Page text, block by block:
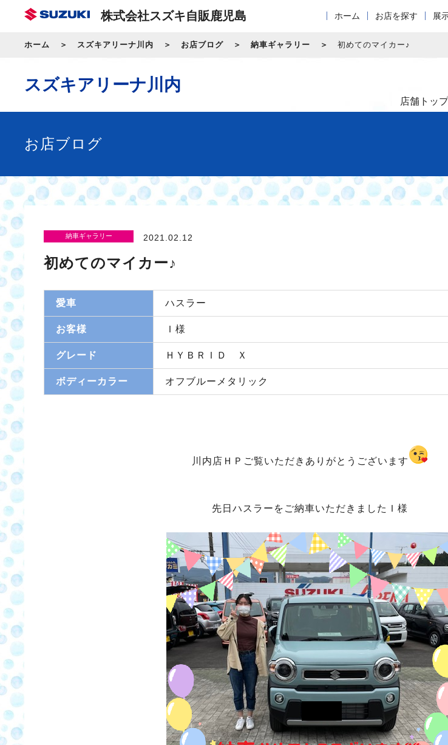
株式会社スズキ自販鹿児島 ホーム お店を探す 展
ホーム スズキアリーナ川内 お店ブログ 納車ギャラリー 初めてのマイカー♪
スズキアリーナ川内
店舗トップ
お店ブログ
納車ギャラリー 2021.02.12
初めてのマイカー♪
愛車 ハスラー
お客様 Ｉ様
グレード ＨＹＢＲＩＤ Ｘ
ボディーカラー オフブルーメタリック
川内店ＨＰご覧いただきありがとうございます
先日ハスラーをご納車いただきましたＩ様